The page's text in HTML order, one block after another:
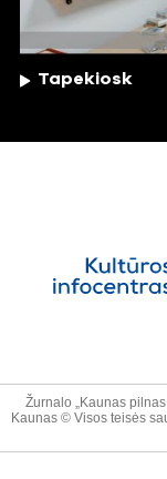
Tapekiosk
Žurnalo „Kaunas
Kaunas © Visos teisės